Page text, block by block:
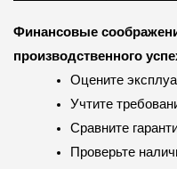
Финансовые
производственного
Оцените
Учтите
Сравните
Проверьте